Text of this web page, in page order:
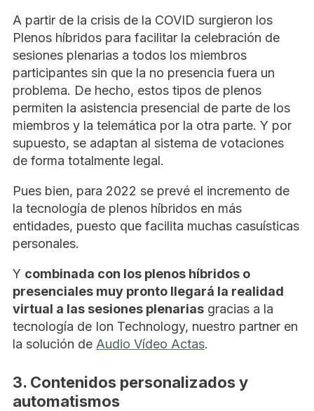
A partir de la crisis de la COVID surgieron los
Plenos híbridos para facilitar la celebración de
sesiones plenarias a todos los miembros
participantes sin que la no presencia fuera un
problema. De hecho, estos tipos de plenos
permiten la asistencia presencial de parte de los
miembros y la telemática por la otra parte. Y por
supuesto, se adaptan al sistema de votaciones
de forma totalmente legal.
Pues bien, para 2022 se prevé el incremento de
la tecnología de plenos híbridos en más
entidades, puesto que facilita muchas casuísticas
personales.
Y combinada con los plenos híbridos o
presenciales muy pronto llegará la realidad
virtual a las sesiones plenarias gracias a la
tecnología de Ion Technology, nuestro partner en
la solución de Audio Vídeo Actas.
3. Contenidos personalizados y
automatismos